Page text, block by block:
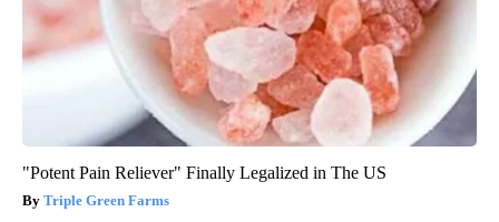
"Potent Pain Reliever" Finally Legalized in The US
Triple Green Farms